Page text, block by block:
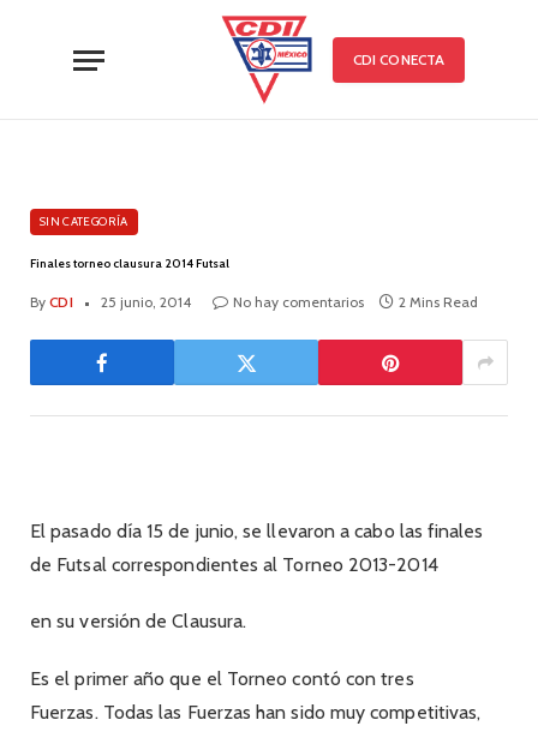
CDI CONECTA
SIN CATEGORÍA
Finales torneo clausura 2014 Futsal
By CDI 25 junio, 2014 No hay comentarios 2 Mins Read
El pasado día 15 de junio, se llevaron a cabo las finales
de Futsal correspondientes al Torneo 2013-2014
en su versión de Clausura.
Es el primer año que el Torneo contó con tres
Fuerzas. Todas las Fuerzas han sido muy competitivas,